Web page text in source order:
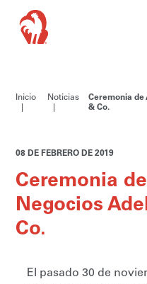
Inicio Noticias
Ceremonia de
& Co.
08 DE FEBRERO DE 2019
Ceremonia
Negocios
Co.
El pasado 30 de